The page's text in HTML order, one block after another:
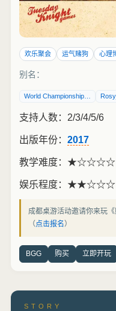
欢乐聚会 运气赌狗 心理
别名：
World Championship…
支持人数：2/3/4/5/6
出版年份： 2017
教学难度： ★☆☆☆☆
娱乐程度： ★★☆☆☆
成都桌游活动邀请你来玩
（点击报名）
BGG 购买 立即开玩
STORY